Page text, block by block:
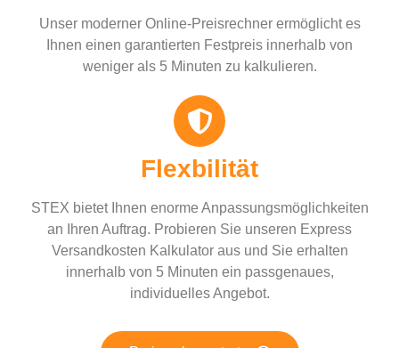
Unser moderner Online-Preisrechner ermöglicht es
Ihnen einen garantierten Festpreis innerhalb von
weniger als 5 Minuten zu kalkulieren.
Flexbilität
STEX bietet Ihnen enorme Anpassungsmöglichkeiten
an Ihren Auftrag. Probieren Sie unseren Express
Versandkosten Kalkulator aus und Sie erhalten
innerhalb von 5 Minuten ein passgenaues,
individuelles Angebot.